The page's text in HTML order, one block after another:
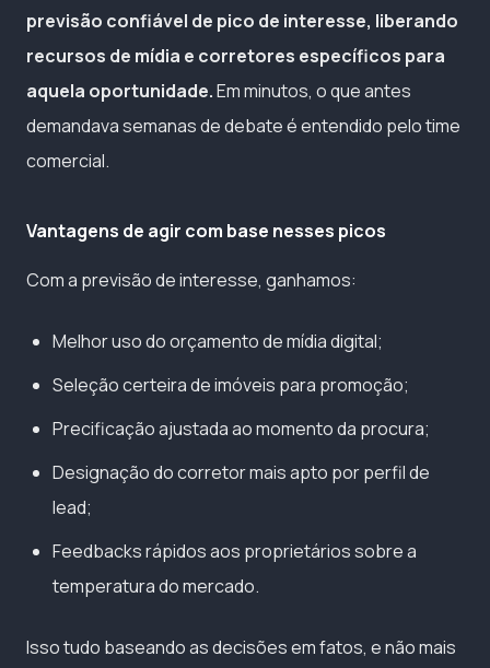
previsão confiável de pico de interesse, liberando
recursos de mídia e corretores específicos para
aquela oportunidade.Em minutos, o que antes
demandava semanas de debate é entendido pelo time
comercial.
Vantagens de agir com base nesses picos
Com a previsão de interesse, ganhamos:
Melhor uso do orçamento de mídia digital;
Seleção certeira de imóveis para promoção;
Precificação ajustada ao momento da procura;
Designação do corretor mais apto por perfil de
lead;
Feedbacks rápidos aos proprietários sobre a
temperatura do mercado.
Isso tudo baseando as decisões em fatos, e não mais